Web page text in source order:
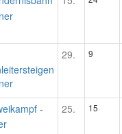
29. 9
-
25. 15